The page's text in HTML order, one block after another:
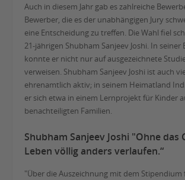
Auch in diesem Jahr gab es zahlreiche
Bewerber, die es der unabhängigen Jury
eine Entscheidung zu treffen. Die Wahl fiel
21-jährigen Shubham Sanjeev Joshi. In seiner
konnte er nicht nur auf ausgezeichnete
verweisen. Shubham Sanjeev Joshi ist auch
ehrenamtlich aktiv; in seinem Heimatland
er sich etwa in einem Lernprojekt für Kinder
benachteiligten Familien.
Shubham Sanjeev Joshi "Ohne das
Leben völlig anders verlaufen.“
"Über die Auszeichnung mit dem Stipendium